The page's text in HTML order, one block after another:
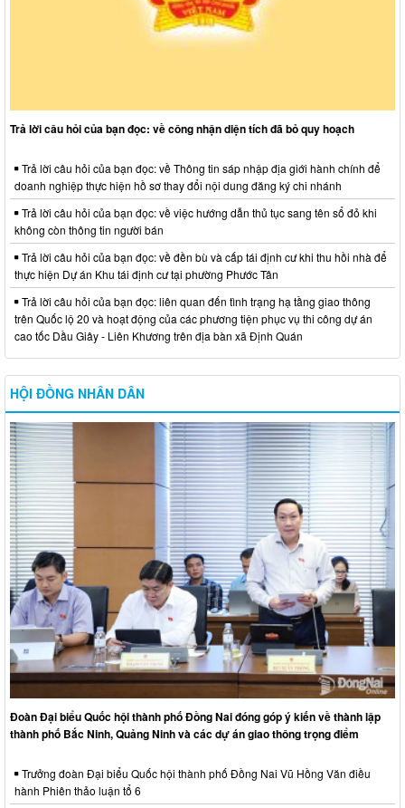
Trả lời câu hỏi của bạn đọc: về công nhận diện tích đã bỏ quy hoạch
Trả lời câu hỏi của bạn đọc: về Thông tin sáp nhập địa giới hành chính để
doanh nghiệp thực hiện hồ sơ thay đổi nội dung đăng ký chi nhánh
Trả lời câu hỏi của bạn đọc: về việc hướng dẫn thủ tục sang tên sổ đỏ khi
không còn thông tin người bán
Trả lời câu hỏi của bạn đọc: về đền bù và cấp tái định cư khi thu hồi nhà để
thực hiện Dự án Khu tái định cư tại phường Phước Tân
Trả lời câu hỏi của bạn đọc: liên quan đến tình trạng hạ tầng giao thông
trên Quốc lộ 20 và hoạt động của các phương tiện phục vụ thi công dự án
cao tốc Dầu Giây - Liên Khương trên địa bàn xã Định Quán
HỘI ĐỒNG NHÂN DÂN
Đoàn Đại biểu Quốc hội thành phố Đồng Nai đóng góp ý kiến về thành lập
thành phố Bắc Ninh, Quảng Ninh và các dự án giao thông trọng điểm
Trưởng đoàn Đại biểu Quốc hội thành phố Đồng Nai Vũ Hồng Văn điều
hành Phiên thảo luận tổ 6